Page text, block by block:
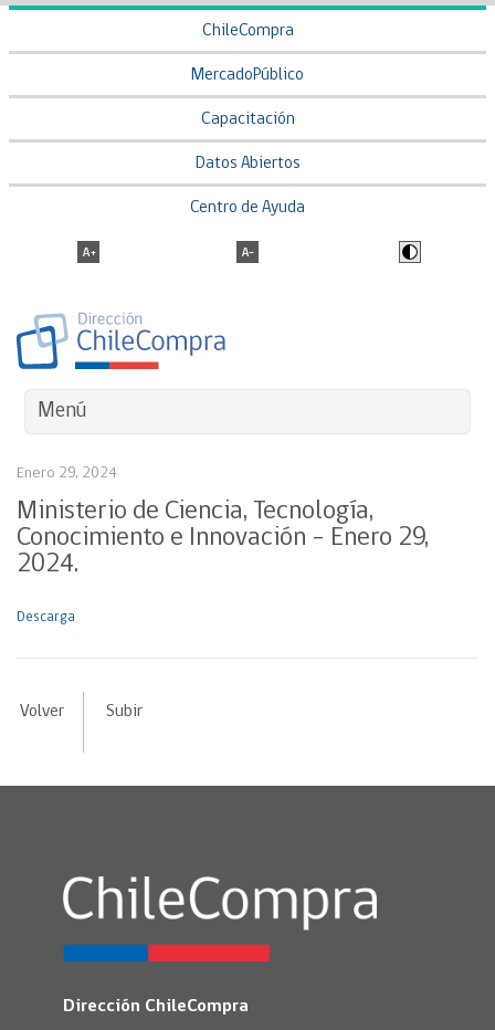
ChileCompra
MercadoPúblico
Capacitación
Datos Abiertos
Centro de Ayuda
Menú
Enero 29, 2024
Ministerio de Ciencia, Tecnología,
Conocimiento e Innovación – Enero 29,
2024.
Descarga
Volver Subir
Dirección ChileCompra